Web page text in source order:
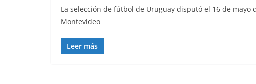
La selección de fútbol de Uruguay disputó el 16 de
Montevideo
Leer más